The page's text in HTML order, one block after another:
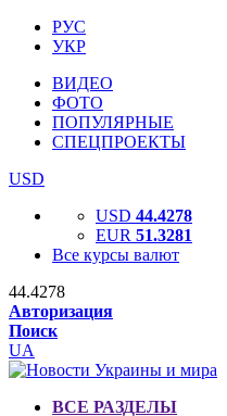
РУС
УКР
ВИДЕО
ФОТО
ПОПУЛЯРНЫЕ
СПЕЦПРОЕКТЫ
USD
USD 44.4278
EUR 51.3281
Все курсы валют
44.4278
Авторизация
Поиск
UA
ВСЕ РАЗДЕЛЫ